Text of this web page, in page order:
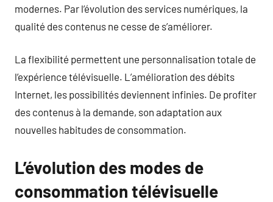
modernes. Par l’évolution des services numériques, la
qualité des contenus ne cesse de s’améliorer.
La flexibilité permettent une personnalisation totale de
l’expérience télévisuelle. L’amélioration des débits
Internet, les possibilités deviennent infinies. De profiter
des contenus à la demande, son adaptation aux
nouvelles habitudes de consommation.
L’évolution des modes de
consommation télévisuelle